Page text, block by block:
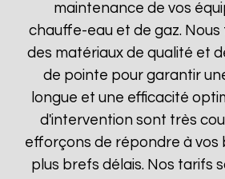
maintenance de vos
chauffe-eau et de gaz.
des matériaux de qualité et
de pointe pour garantir
longue et une efficacité
d'intervention sont très
efforçons de répondre à vos
plus brefs délais. Nos tarifs